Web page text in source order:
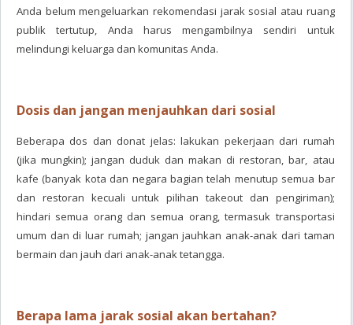
Anda belum mengeluarkan rekomendasi jarak sosial atau ruang
publik tertutup, Anda harus mengambilnya sendiri untuk
melindungi keluarga dan komunitas Anda.
Dosis dan jangan menjauhkan dari sosial
Beberapa dos dan donat jelas: lakukan pekerjaan dari rumah
(jika mungkin); jangan duduk dan makan di restoran, bar, atau
kafe (banyak kota dan negara bagian telah menutup semua bar
dan restoran kecuali untuk pilihan takeout dan pengiriman);
hindari semua orang dan semua orang, termasuk transportasi
umum dan di luar rumah; jangan jauhkan anak-anak dari taman
bermain dan jauh dari anak-anak tetangga.
Berapa lama jarak sosial akan bertahan?